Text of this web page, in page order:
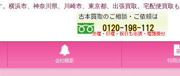
横浜市、神奈川県、川崎市、東京都、出張買取。宅配便買
会社概要 特商